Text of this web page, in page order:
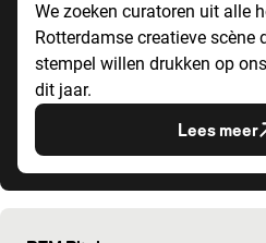
We zoeken curatoren uit alle
Rotterdamse creatieve scène
stempel willen drukken op
dit jaar.
Lees meer